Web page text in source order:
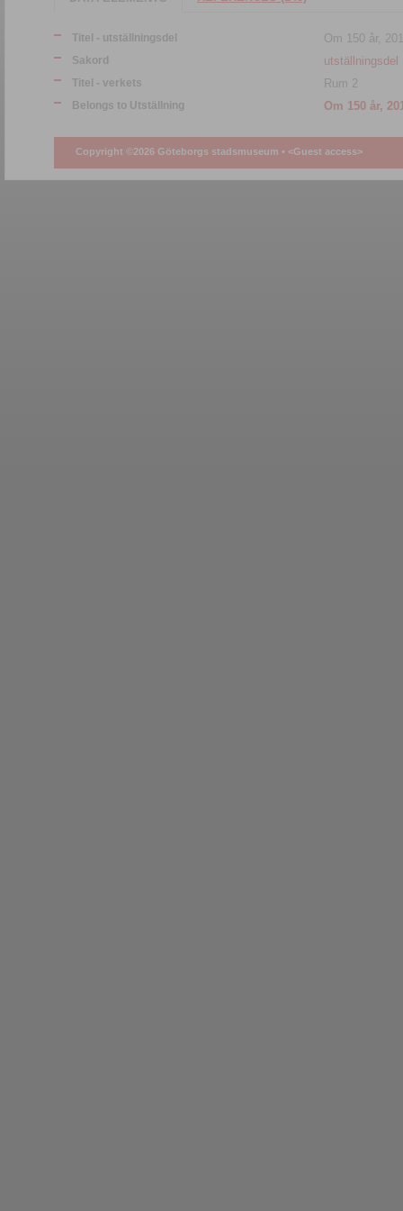
Titel - utställningsdel Om 150 år,
Sakord utställningsdel
Titel - verkets Rum 2
Belongs to Utställning
Copyright ©2026 Göteborgs stadsmuseum • <Guest access>